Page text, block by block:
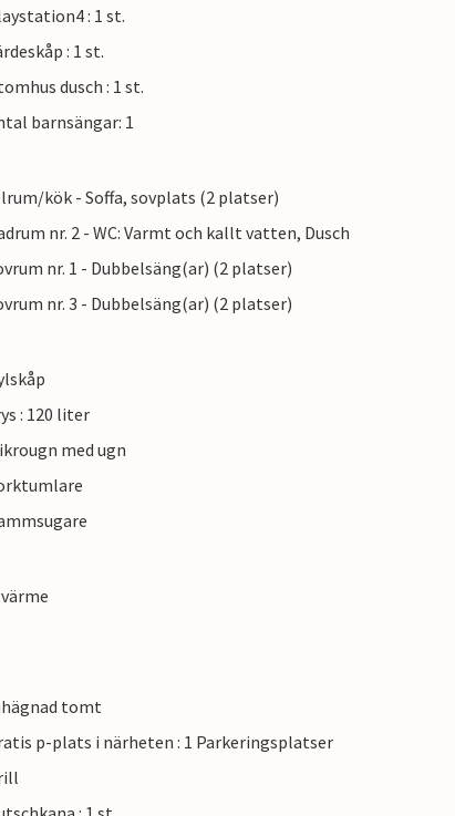
: 1 st.
: 1 st.
dusch : 1 st.
barnsängar: 1
kök - Soffa, sovplats (2 platser)
nr. 2 - WC: Varmt och kallt vatten, Dusch
nr. 1 - Dubbelsäng(ar) (2 platser)
nr. 3 - Dubbelsäng(ar) (2 platser)
: 120 liter
med ugn
tomt
p-plats i närheten : 1 Parkeringsplatser